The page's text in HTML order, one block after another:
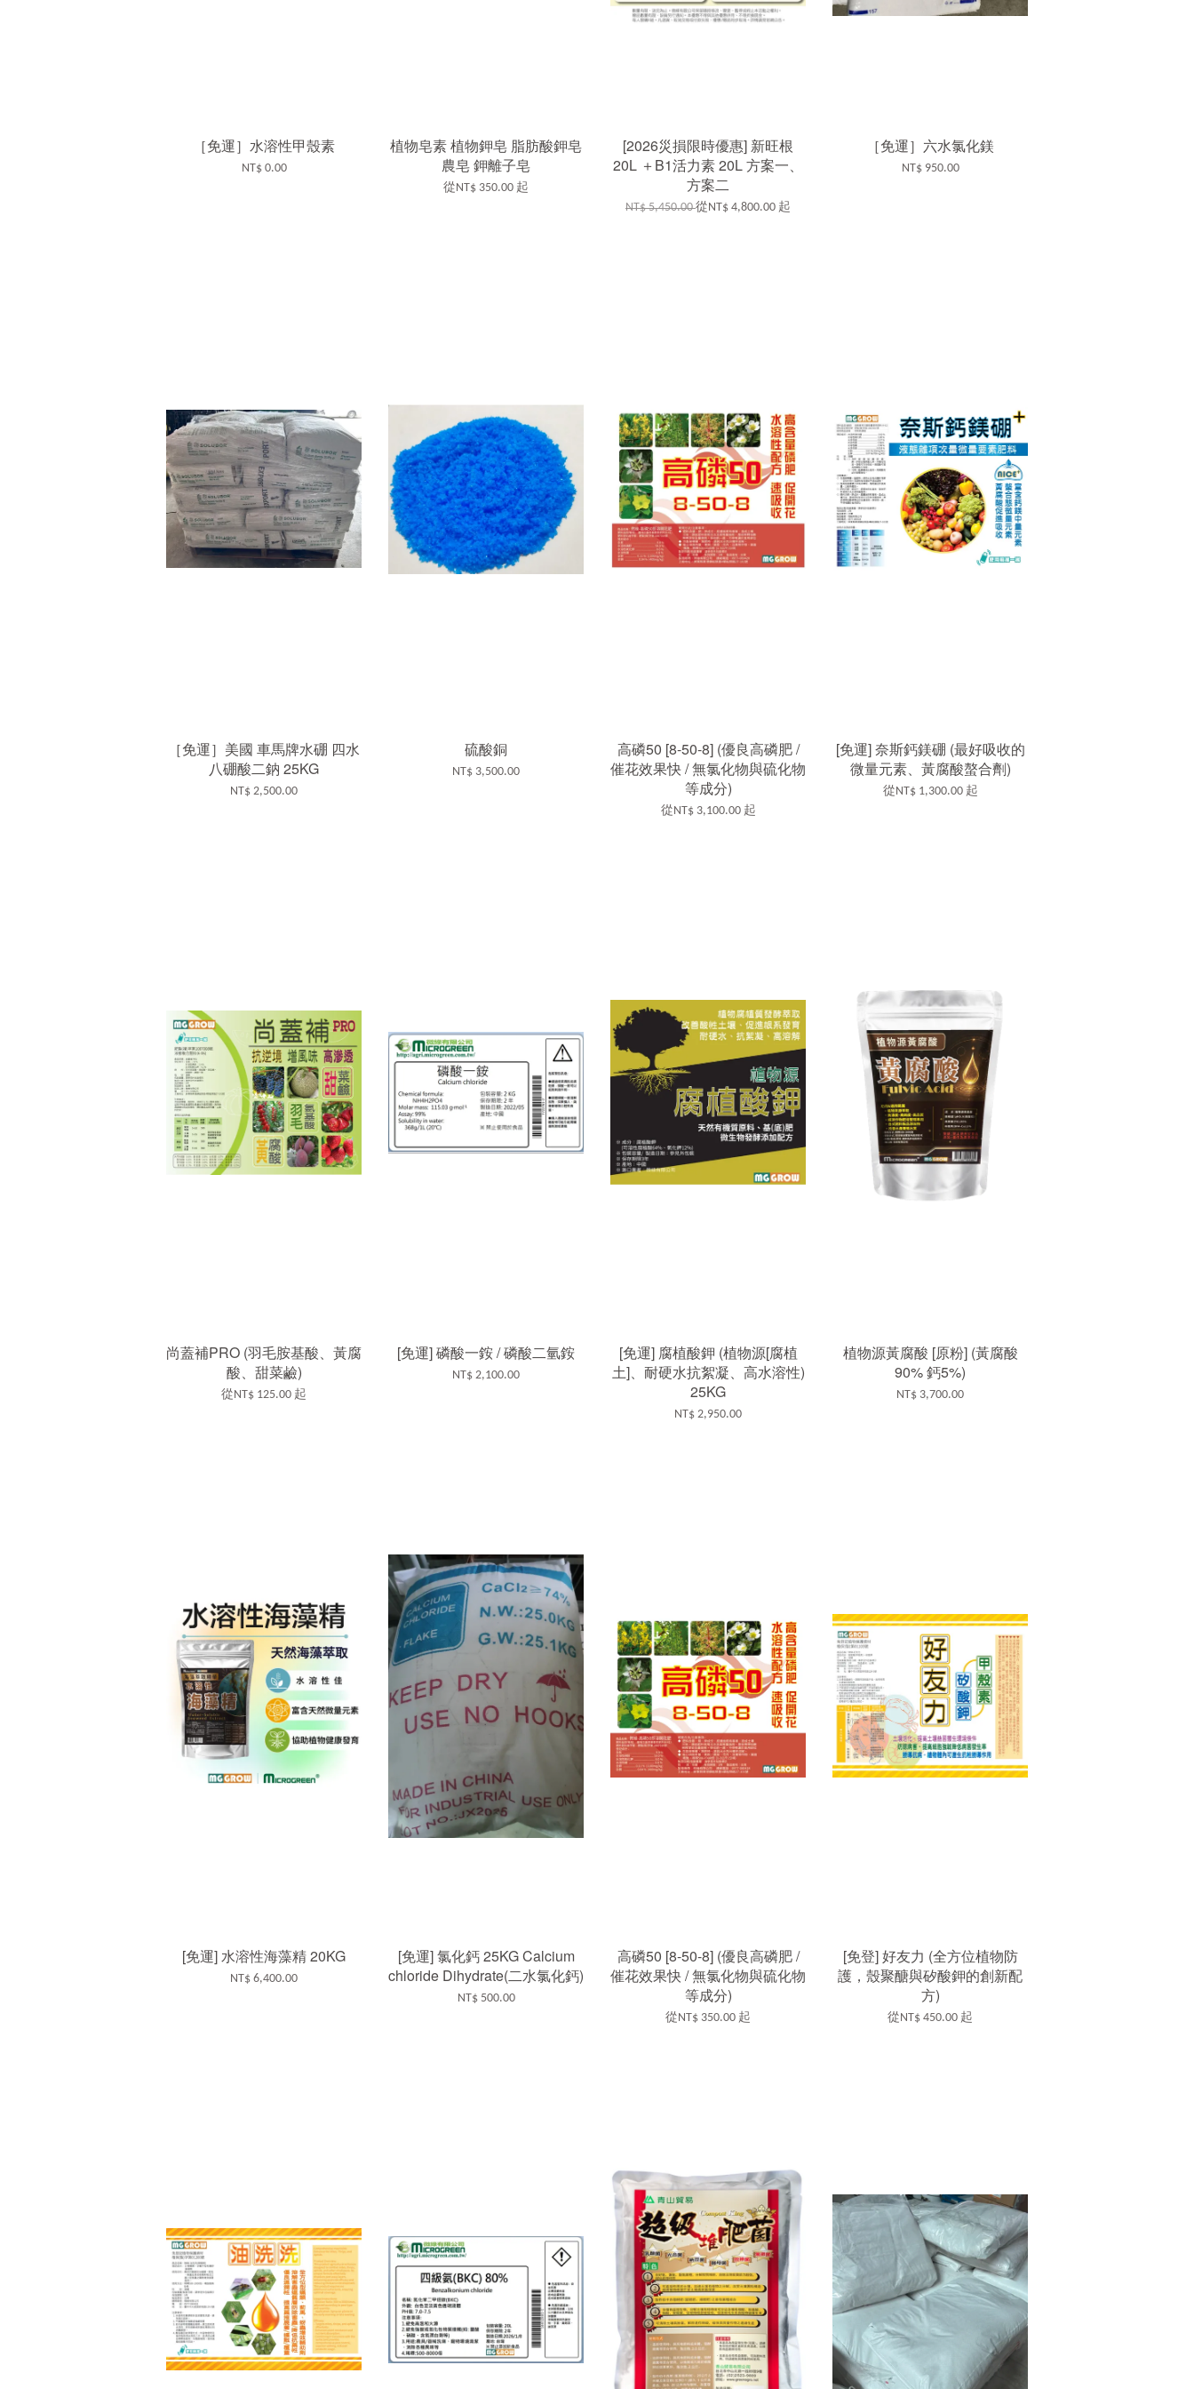
［免運］水溶性甲殼素
NT$ 0.00
植物皂素 植物鉀皂 脂肪酸鉀皂
農皂 鉀離子皂
從 NT$ 350.00 起
[2026災損限時優惠] 新旺根
20L ＋B1活力素 20L 方案一、
方案二
NT$ 5,450.00從 NT$ 4,800.00 起
［免運］六水氯化鎂
NT$ 950.00
［免運］美國 車馬牌水硼 四水
八硼酸二鈉 25KG
NT$ 2,500.00
硫酸銅
NT$ 3,500.00
高磷50 [8-50-8] (優良高磷肥 /
催花效果快 / 無氯化物與硫化物
等成分)
從 NT$ 3,100.00 起
[免運] 奈斯鈣鎂硼 (最好吸收的
微量元素、黃腐酸螯合劑)
從 NT$ 1,300.00 起
尚蓋補PRO (羽毛胺基酸、黃腐
酸、甜菜鹼)
從 NT$ 125.00 起
[免運] 磷酸一銨 / 磷酸二氫銨
NT$ 2,100.00
[免運] 腐植酸鉀 (植物源[腐植
土]、耐硬水抗絮凝、高水溶性)
25KG
NT$ 2,950.00
植物源黃腐酸 [原粉] (黃腐酸
90% 鈣5%)
NT$ 3,700.00
[免運] 水溶性海藻精 20KG
NT$ 6,400.00
[免運] 氯化鈣 25KG Calcium
chloride Dihydrate(二水氯化鈣)
NT$ 500.00
高磷50 [8-50-8] (優良高磷肥 /
催花效果快 / 無氯化物與硫化物
等成分)
從 NT$ 350.00 起
[免登] 好友力 (全方位植物防
護，殼聚醣與矽酸鉀的創新配
方)
從 NT$ 450.00 起